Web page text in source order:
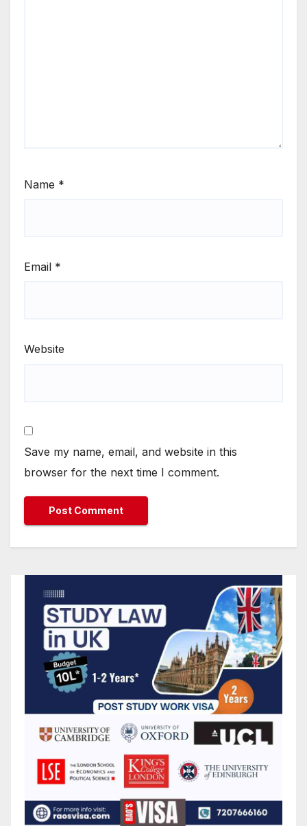
Name *
Email *
Website
Save my name, email, and website in this
browser for the next time I comment.